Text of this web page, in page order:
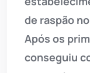
de raspão
Após os
conseguiu